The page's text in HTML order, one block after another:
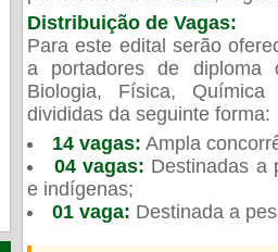
Distribuição de Vagas:
Para este edital serão
a portadores de diploma
Biologia, Física,
divididas da seguinte forma:
14 vagas: Ampla
04 vagas: Destinadas a
e indígenas;
01 vaga: Destinada a
Guia de boas práticas